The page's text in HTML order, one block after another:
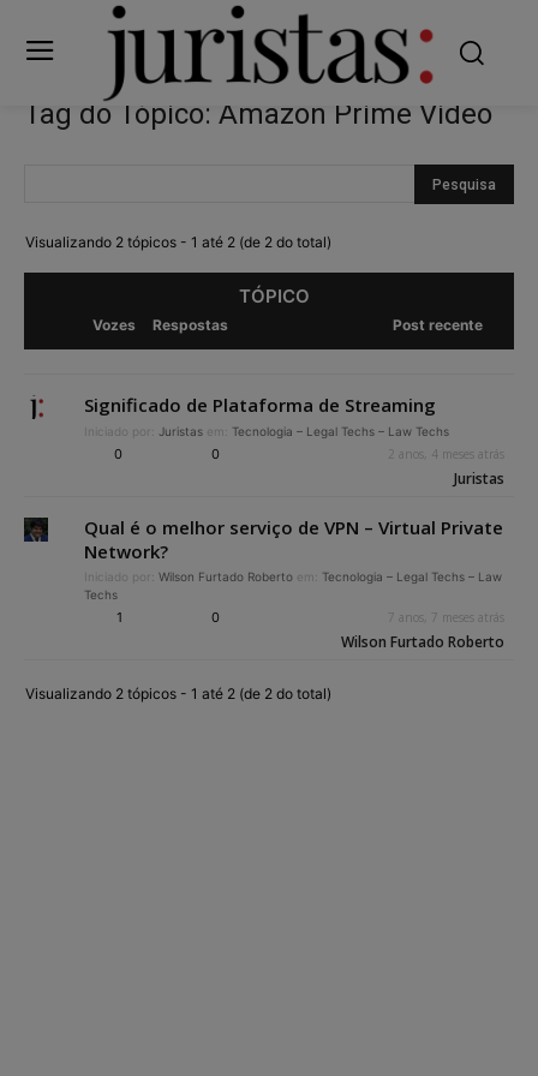
Tag do Tópico: Amazon Prime Video
Visualizando 2 tópicos - 1 até 2 (de 2 do total)
TÓPICO
Vozes Respostas Post recente
Significado de Plataforma de Streaming
Iniciado por: Juristas em: Tecnologia – Legal Techs – Law Techs
0 0 2 anos, 4 meses atrás
Juristas
Qual é o melhor serviço de VPN – Virtual Private
Network?
Iniciado por: Wilson Furtado Roberto em: Tecnologia – Legal Techs – Law
Techs
1 0 7 anos, 7 meses atrás
Wilson Furtado Roberto
Visualizando 2 tópicos - 1 até 2 (de 2 do total)